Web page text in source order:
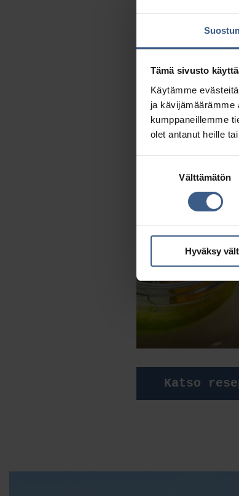
Tämä sivusto
Käytämme
ja kävijämäärämme
kumppaneillemme
olet antanut heille
Välttämätön
Hyväksy
SILLI-
Katso